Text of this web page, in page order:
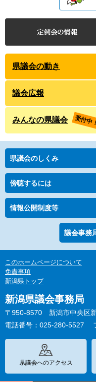
県議会の動き
議会広報
みんなの県議会 受付中
県議会のしくみ
傍聴するには
情報公開制度等
議会事務
このホームページについて
免責事項
新潟県トップ
新潟県議会事務局
〒950-8570 新潟市中央区
電話番号：025-280-5527
県議会へのアクセス